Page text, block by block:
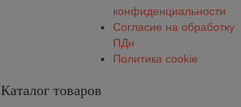
конфиденциальности
Согласие на обработку
ПДн
Политика cookie
Каталог товаров